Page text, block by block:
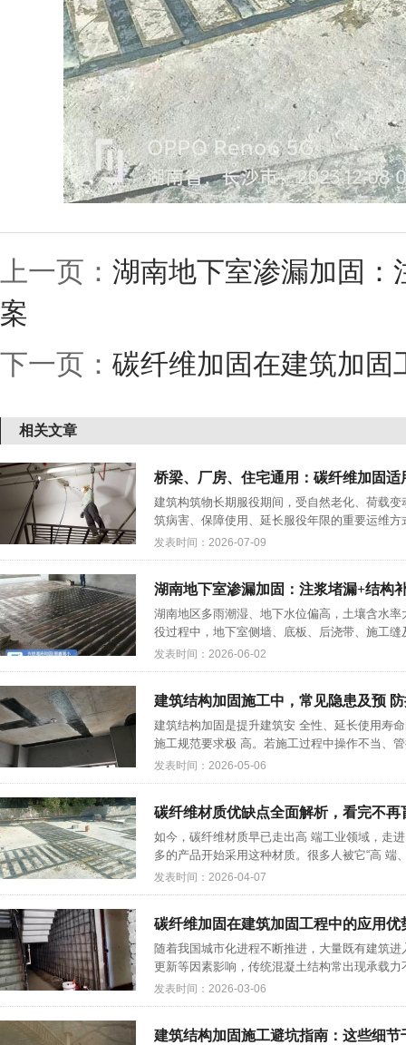
上一页： 湖南地下室渗漏加固：
案
下一页： 碳纤维加固在建筑加固
相关文章
桥梁、厂房、住宅通用：碳纤维加固适
建筑构筑物长期服役期间，受自然老化、荷载
筑病害、保障使用、延长服役年限的重要运维
发表时间：2026-07-09
湖南地下室渗漏加固：注浆堵漏+结构
湖南地区多雨潮湿、地下水位偏高，土壤含水
役过程中，地下室侧墙、底板、后浇带、施工
发表时间：2026-06-02
建筑结构加固施工中，常见隐患及预
建筑结构加固是提升建筑安 全性、延长使用寿
施工规范要求极 高。若施工过程中操作不当、
发表时间：2026-05-06
碳纤维材质优缺点全面解析，看完不再
如今，碳纤维材质早已走出高 端工业领域，走
多的产品开始采用这种材质。很多人被它“高 端
发表时间：2026-04-07
碳纤维加固在建筑加固工程中的应用优
随着我国城市化进程不断推进，大量既有建筑
更新等因素影响，传统混凝土结构常出现承载
发表时间：2026-03-06
建筑结构加固施工避坑指南：这些细节